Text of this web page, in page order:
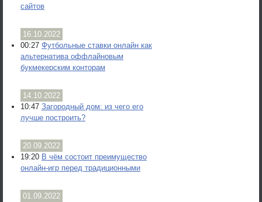
сайтов
16.10.2022
00:27 Футбольные ставки онлайн как
альтернатива оффлайновым
букмекерским конторам
14.10.2022
10:47 Загородный дом: из чего его
лучше построить?
20.09.2022
19:20 В чём состоит преимущество
онлайн-игр перед традиционными
01.09.2022